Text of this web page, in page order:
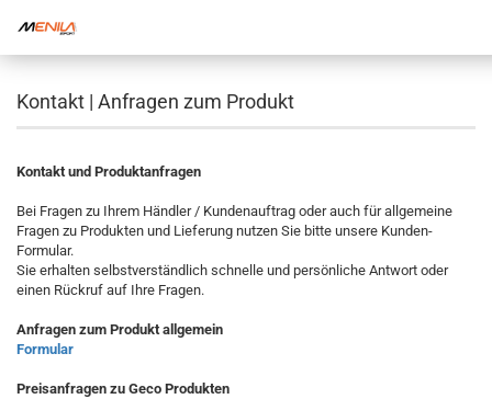
Kontakt | Anfragen zum Produkt
Kontakt und Produktanfragen
Bei Fragen zu Ihrem Händler / Kundenauftrag oder auch für allgemeine
Fragen zu Produkten und Lieferung nutzen Sie bitte unsere Kunden-
Formular.
Sie erhalten selbstverständlich schnelle und persönliche Antwort oder
einen Rückruf auf Ihre Fragen.
Anfragen zum Produkt allgemein
Formular
Preisanfragen zu Geco Produkten